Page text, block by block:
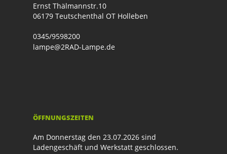
Ernst Thälmannstr.10
06179 Teutschenthal OT Holleben
0345/9598200
lampe@2RAD-Lampe.de
ÖFFNUNGSZEITEN
Am Donnerstag den 23.07.2026 sind
Ladengeschäft und Werkstatt geschlossen.